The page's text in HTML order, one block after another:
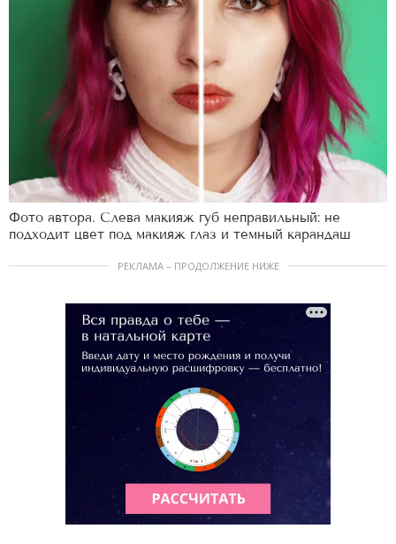
Фото автора. Слева макияж губ неправильный: не
подходит цвет под макияж глаз и темный карандаш
РЕКЛАМА – ПРОДОЛЖЕНИЕ НИЖЕ